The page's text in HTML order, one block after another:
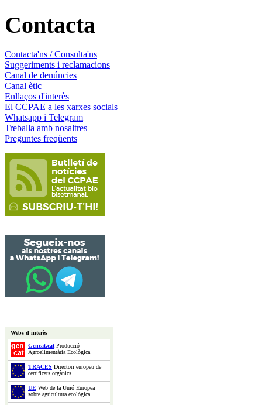
Contacta
Contacta'ns / Consulta'ns
Suggeriments i reclamacions
Canal de denúncies
Canal ètic
Enllaços d'interès
El CCPAE a les xarxes socials
Whatsapp i Telegram
Treballa amb nosaltres
Preguntes freqüents
Webs d'interès
Gencat.catProducció
Agroalimentària Ecològica
TRACES Directori europeu de
certificats orgànics
UE Web de la Unió Europea
sobre agricultura ecològica